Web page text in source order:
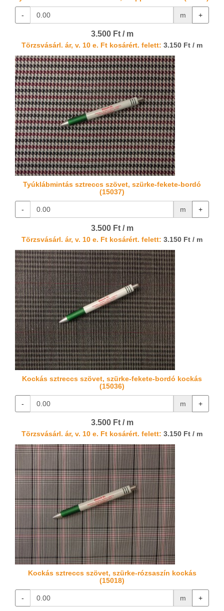
- m +
3.500 Ft / m
Törzsvásárl. ár, v. 10 e. Ft kosárért. felett: 3.150 Ft / m
Tyúklábmintás sztreccs szövet, szürke-fekete-bordó
(15037)
- m +
3.500 Ft / m
Törzsvásárl. ár, v. 10 e. Ft kosárért. felett: 3.150 Ft / m
Kockás sztreccs szövet, szürke-fekete-bordó kockás
(15036)
- m +
3.500 Ft / m
Törzsvásárl. ár, v. 10 e. Ft kosárért. felett: 3.150 Ft / m
Kockás sztreccs szövet, szürke-rózsaszín kockás
(15018)
- m +